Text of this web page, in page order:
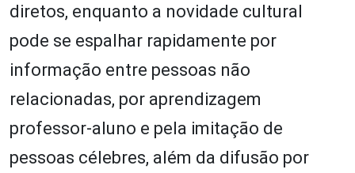
diretos, enquanto a novidade cultural
pode se espalhar rapidamente por
informação entre pessoas não
relacionadas, por aprendizagem
professor-aluno e pela imitação de
pessoas célebres, além da difusão por